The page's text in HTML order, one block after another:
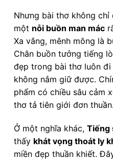
Nhưng bài thơ không chỉ
một nỗi buồn man mác
Xa vắng, mênh mông là
Chân buồn tưởng tiếng
đẹp trong bài thơ luôn
không nắm giữ được.
phẩm có chiều sâu cảm
thơ tả tiên giới đơn thuần.
Ở một nghĩa khác, Tiếng
thấy khát vọng thoát ly
miền đẹp thuần khiết.